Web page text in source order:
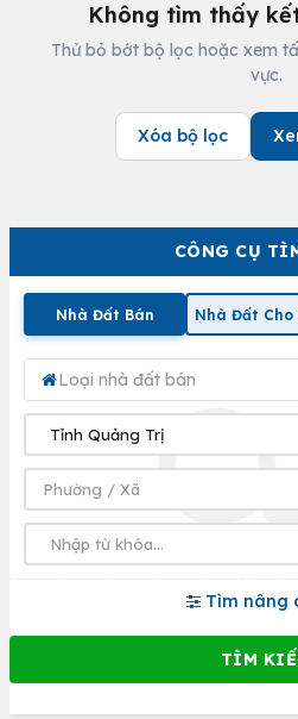
CÔNG CỤ
Nhà Đất Bán Nhà Đất Cho
Loại nhà đất bán
Tìm nâng
Không tìm thấy
Thử bỏ bớt bộ lọc hoặc xem
vực.
Xóa bộ lọc